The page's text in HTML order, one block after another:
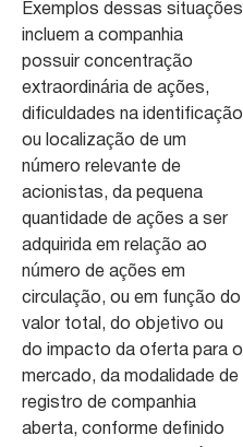
Exemplos dessas situações
incluem a companhia
possuir concentração
extraordinária de ações,
dificuldades na identificação
ou localização de um
número relevante de
acionistas, da pequena
quantidade de ações a ser
adquirida em relação ao
número de ações em
circulação, ou em função do
valor total, do objetivo ou
do impacto da oferta para o
mercado, da modalidade de
registro de companhia
aberta, conforme definido